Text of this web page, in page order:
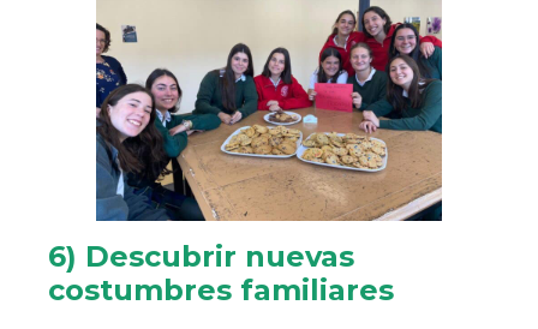
6) Descubrir nuevas
costumbres familiares